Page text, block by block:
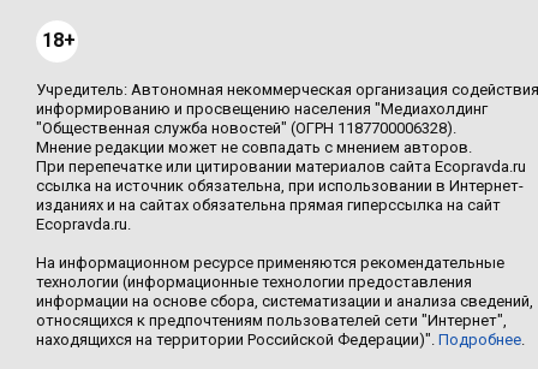
18+
Учредитель: Автономная некоммерческая организация содействия
информированию и просвещению населения "Медиахолдинг
"Общественная служба новостей" (ОГРН 1187700006328).
Мнение редакции может не совпадать с мнением авторов.
При перепечатке или цитировании материалов сайта Ecopravda.ru
ссылка на источник обязательна, при использовании в Интернет-
изданиях и на сайтах обязательна прямая гиперссылка на сайт
Ecopravda.ru.
На информационном ресурсе применяются рекомендательные
технологии (информационные технологии предоставления
информации на основе сбора, систематизации и анализа сведений,
относящихся к предпочтениям пользователей сети "Интернет",
находящихся на территории Российской Федерации)". Подробнее.